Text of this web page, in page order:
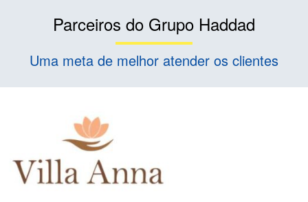
Parceiros do Grupo Haddad
Uma meta de melhor atender os clientes